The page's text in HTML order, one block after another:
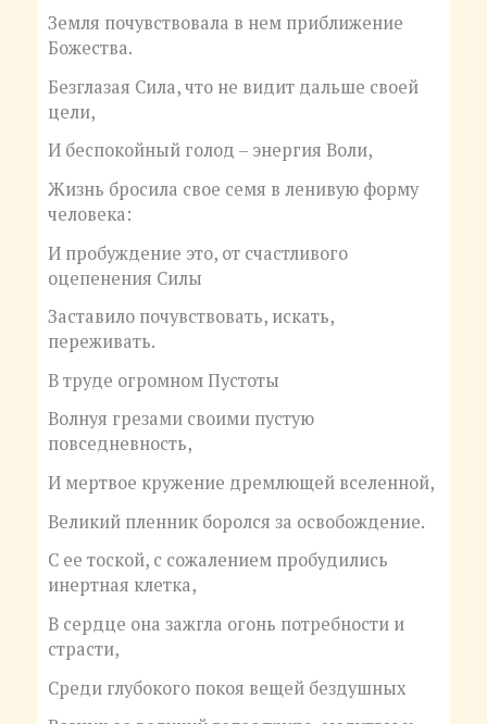
Земля почувствовала в нем приближение
Божества.
Безглазая Сила, что не видит дальше своей
цели,
И беспокойный голод – энергия Воли,
Жизнь бросила свое семя в ленивую форму
человека:
И пробуждение это, от счастливого
оцепенения Силы
Заставило почувствовать, искать,
переживать.
В труде огромном Пустоты
Волнуя грезами своими пустую
повседневность,
И мертвое кружение дремлющей вселенной,
Великий пленник боролся за освобождение.
С ее тоской, с сожалением пробудились
инертная клетка,
В сердце она зажгла огонь потребности и
страсти,
Среди глубокого покоя вещей бездушных